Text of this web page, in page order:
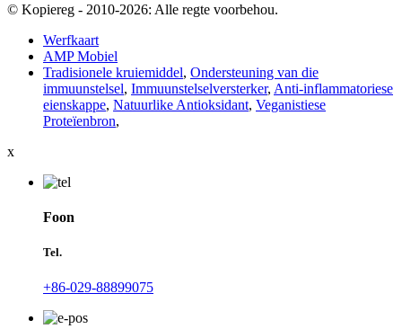
© Kopiereg - 2010-2026: Alle regte voorbehou.
Werfkaart
AMP Mobiel
Tradisionele kruiemiddel, Ondersteuning van die
immuunstelsel, Immuunstelselversterker, Anti-inflammatoriese
eienskappe, Natuurlike Antioksidant, Veganistiese
Proteïenbron,
x
Foon
Tel.
+86-029-88899075